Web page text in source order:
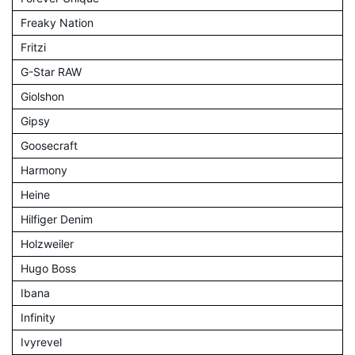
Freaky Nation
Fritzi
G-Star RAW
Giolshon
Gipsy
Goosecraft
Harmony
Heine
Hilfiger Denim
Holzweiler
Hugo Boss
Ibana
Infinity
Ivyrevel